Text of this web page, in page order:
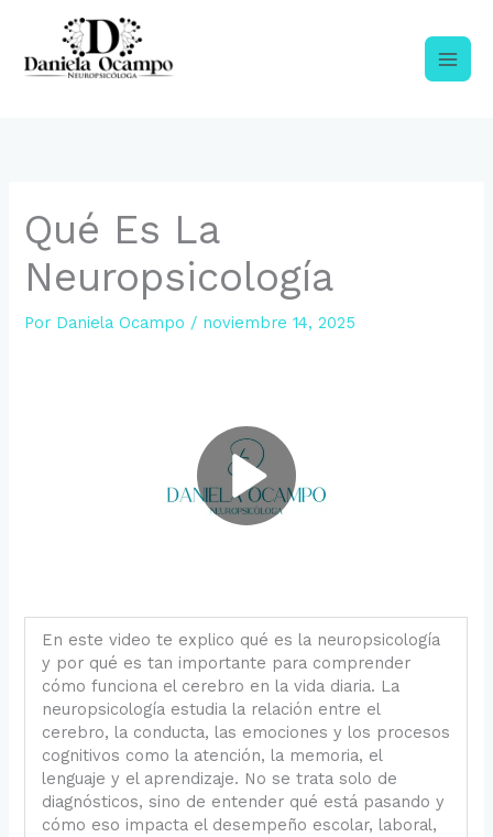
contenido
Qué Es La
Neuropsicología
Por Daniela Ocampo / noviembre 14, 2025
P
y
V
i
d
En este video te explico qué es la neuropsicología
y por qué es tan importante para comprender
cómo funciona el cerebro en la vida diaria. La
neuropsicología estudia la relación entre el
cerebro, la conducta, las emociones y los procesos
cognitivos como la atención, la memoria, el
lenguaje y el aprendizaje. No se trata solo de
diagnósticos, sino de entender qué está pasando y
cómo eso impacta el desempeño escolar, laboral,